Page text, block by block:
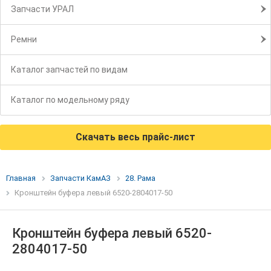
Запчасти УРАЛ
Ремни
Каталог запчастей по видам
Каталог по модельному ряду
Скачать весь прайс-лист
Главная Запчасти КамАЗ
28. Рама
Кронштейн буфера левый 6520-2804017-50
Кронштейн буфера левый 6520-
2804017-50